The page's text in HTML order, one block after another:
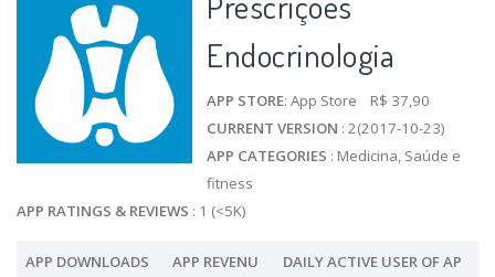
Endocrinologia
APP STORE: App Store R$ 37,90
CURRENT VERSION : 2(2017-10-23)
APP CATEGORIES : Medicina, Saúde e
fitness
APP RATINGS & REVIEWS : 1 (<5K)
APP DOWNLOADS
APP REVENU
DAILY ACTIVE USER OF AP